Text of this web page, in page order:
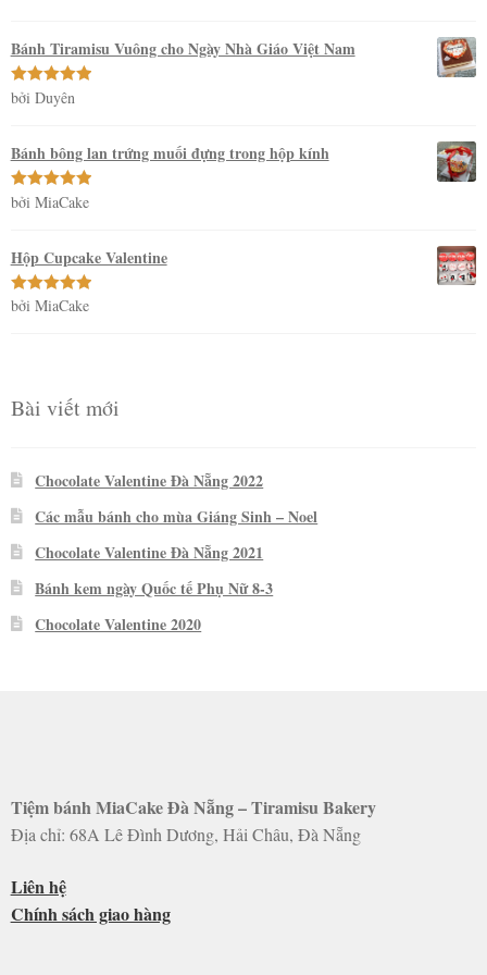
sao
Bánh Tiramisu Vuông cho Ngày Nhà Giáo Việt Nam
Được xếp
bởi Duyên
Bánh bông lan trứng muối đựng trong hộp kính
Được xếp
bởi MiaCake
Hộp Cupcake Valentine
Được xếp
bởi MiaCake
Bài viết mới
Chocolate Valentine Đà Nẵng 2022
Các mẫu bánh cho mùa Giáng Sinh – Noel
Chocolate Valentine Đà Nẵng 2021
Bánh kem ngày Quốc tế Phụ Nữ 8-3
Chocolate Valentine 2020
Tiệm bánh MiaCake Đà Nẵng – Tiramisu Bakery
Địa chỉ: 68A Lê Đình Dương, Hải Châu, Đà Nẵng
Liên hệ
Chính sách giao hàng